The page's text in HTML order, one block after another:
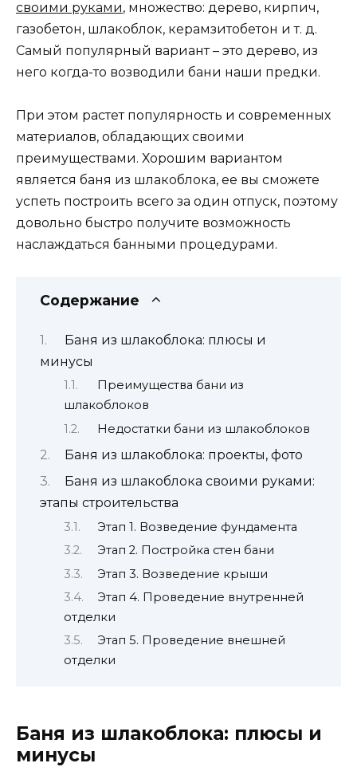
своими руками, множество: дерево, кирпич,
газобетон, шлакоблок, керамзитобетон и т. д.
Самый популярный вариант – это дерево, из
него когда-то возводили бани наши предки.
При этом растет популярность и современных
материалов, обладающих своими
преимуществами. Хорошим вариантом
является баня из шлакоблока, ее вы сможете
успеть построить всего за один отпуск, поэтому
довольно быстро получите возможность
наслаждаться банными процедурами.
Содержание
Баня из шлакоблока: плюсы и
минусы
Преимущества бани из
шлакоблоков
Недостатки бани из шлакоблоков
Баня из шлакоблока: проекты, фото
Баня из шлакоблока своими руками:
этапы строительства
Этап 1. Возведение фундамента
Этап 2. Постройка стен бани
Этап 3. Возведение крыши
Этап 4. Проведение внутренней
отделки
Этап 5. Проведение внешней
отделки
Баня из шлакоблока: плюсы и
минусы